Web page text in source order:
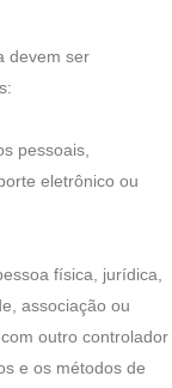
devem ser
pessoais,
eletrônico ou
física, jurídica,
associação ou
outro controlador
e os métodos de